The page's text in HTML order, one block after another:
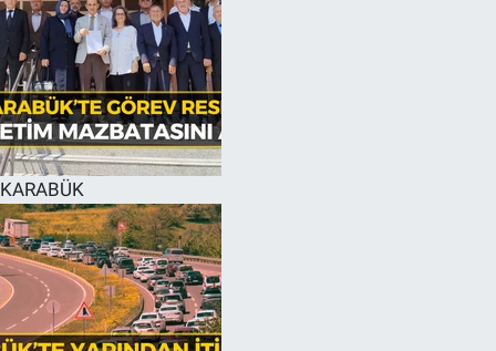
KARABÜK
Karabük Trafik Yoğunluk Haritası
Süper Lig Puan Durumu ve Fikstür
Tüm Manşetler
Son Dakika Haberleri
Haber Arşivi